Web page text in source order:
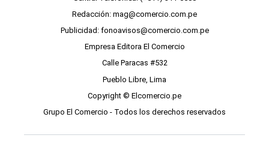
Redacción: mag@comercio.com.pe
Publicidad: fonoavisos@comercio.com.pe
Empresa Editora El Comercio
Calle Paracas #532
Pueblo Libre, Lima
Copyright © Elcomercio.pe
Grupo El Comercio - Todos los derechos reservados